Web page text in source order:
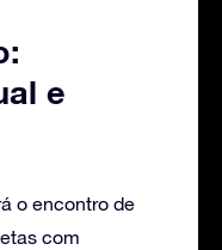
e
o encontro de
com